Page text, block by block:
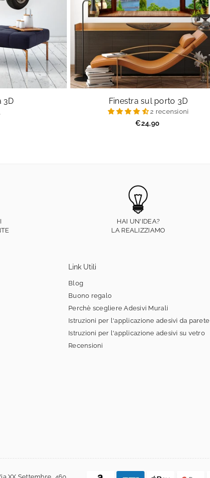
3D Finestra sul porto 3D
2 recensioni
Prezzo
€24,90
HAI UN'IDEA?
LA REALIZZIAMO
Link Utili
Blog
Buono regalo
Perchè scegliere Adesivi Murali
Istruzioni per l'applicazione adesivi da parete
Istruzioni per l'applicazione adesivi su vetro
Recensioni